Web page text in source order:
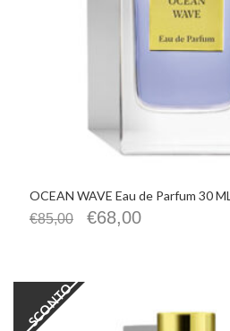
OCEAN WAVE Eau de Parfum 30 ML
€85,00 €68,00
SCONTO